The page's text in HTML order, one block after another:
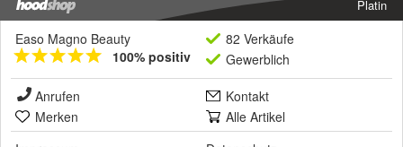
Platin
Easo Magno Beauty
100% positiv
82 Verkäufe
Gewerblich
Anrufen
Kontakt
Merken
Alle Artikel